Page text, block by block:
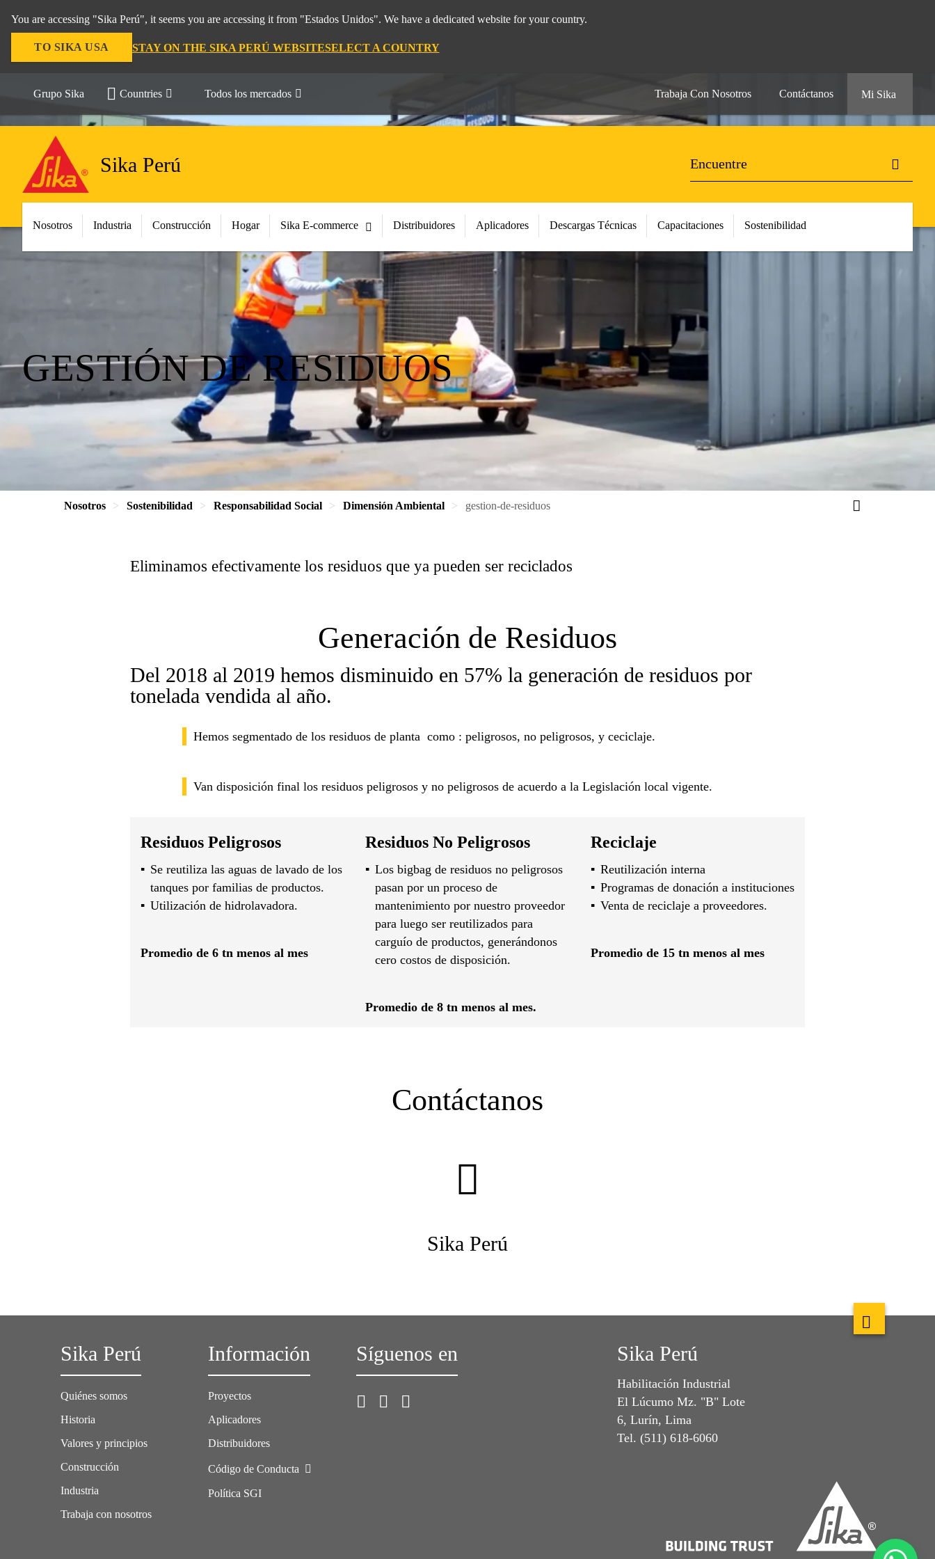
You are accessing "Sika Perú", it seems you are accessing it from "Estados Unidos". We have a dedicated website for your country.
TO SIKA USA STAY ON THE SIKA PERÚ WEBSITESELECT A COUNTRY
Grupo Sika Countries Todos los mercados Trabaja Con Nosotros Contáctanos Mi Sika
Sika Perú
Nosotros Industria Construcción Hogar Sika E-commerce Distribuidores Aplicadores Descargas Técnicas Capacitaciones Sostenibilidad
GESTIÓN DE RESIDUOS
Nosotros Sostenibilidad Responsabilidad Social Dimensión Ambiental gestion-de-residuos
Eliminamos efectivamente los residuos que ya pueden ser reciclados
Generación de Residuos
Del 2018 al 2019 hemos disminuido en 57% la generación de residuos por
tonelada vendida al año.
Hemos segmentado de los residuos de planta como : peligrosos, no peligrosos, y ceciclaje.
Van disposición final los residuos peligrosos y no peligrosos de acuerdo a la Legislación local vigente.
Residuos Peligrosos
Se reutiliza las aguas de lavado de los
tanques por familias de productos.
Utilización de hidrolavadora.
Promedio de 6 tn menos al mes
Residuos No Peligrosos
Los bigbag de residuos no peligrosos
pasan por un proceso de
mantenimiento por nuestro proveedor
para luego ser reutilizados para
carguío de productos, generándonos
cero costos de disposición.
Promedio de 8 tn menos al mes.
Reciclaje
Reutilización interna
Programas de donación a instituciones
Venta de reciclaje a proveedores.
Promedio de 15 tn menos al mes
Contáctanos
Sika Perú
Sika Perú
Quiénes somos
Historia
Valores y principios
Construcción
Industria
Trabaja con nosotros
Información
Proyectos
Aplicadores
Distribuidores
Código de Conducta
Política SGI
Síguenos en Sika Perú
Habilitación Industrial
El Lúcumo Mz. "B" Lote
6, Lurín, Lima
Tel. (511) 618-6060